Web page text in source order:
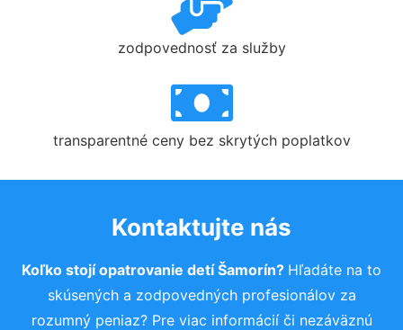
zodpovednosť za služby
transparentné ceny bez skrytých poplatkov
Kontaktujte nás
Koľko stojí opatrovanie detí Šamorín? Hľadáte na to
skúsených a zodpovedných profesionálov za
rozumný peniaz? Pre viac informácií či nezáväznú